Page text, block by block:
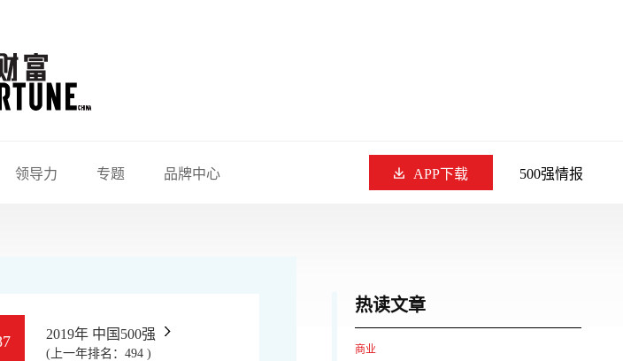
领导力 专题 品牌中心 APP下载 500强情报
2019年 中国500强
(上一年排名：494 )
热读文章
商业